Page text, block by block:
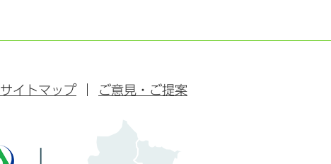
サイトマップ ご意見・ご提案